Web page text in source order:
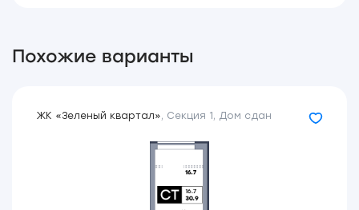
Похожие варианты
ЖК «Зеленый квартал», Секция 1 , Дом сдан